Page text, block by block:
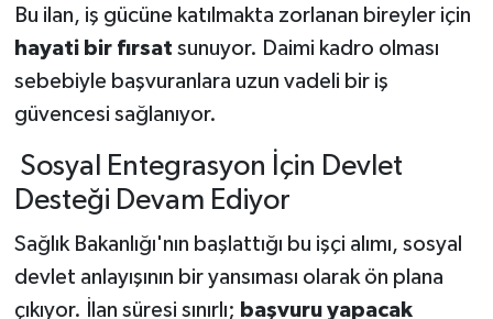
Bu ilan, iş gücüne katılmakta zorlanan bireyler için
hayati bir fırsat sunuyor. Daimi kadro olması
sebebiyle başvuranlara uzun vadeli bir iş
güvencesi sağlanıyor.
Sosyal Entegrasyon İçin Devlet
Desteği Devam Ediyor
Sağlık Bakanlığı'nın başlattığı bu işçi alımı, sosyal
devlet anlayışının bir yansıması olarak ön plana
çıkıyor. İlan süresi sınırlı; başvuru yapacak